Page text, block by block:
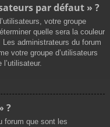
par défaut » ?
votre groupe
quelle sera la couleur
administrateurs du forum
votre groupe d’utilisateurs
?
forum que sont les